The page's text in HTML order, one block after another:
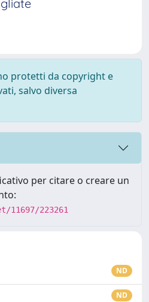
protetti da copyright e
salvo diversa
per citare o creare un
223261
ND
ND